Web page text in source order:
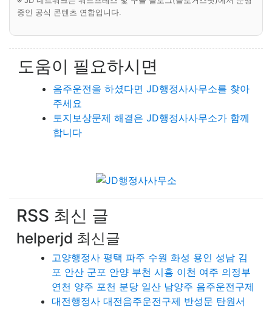
중인 공식 콘텐츠 연합입니다.
도움이 필요하시면
음주운전을 하셨다면 JD행정사사무소를 찾아
주세요
토지보상문제 해결은 JD행정사사무소가 함께
합니다
RSS 최신 글
helperjd 최신글
고양행정사 평택 파주 수원 화성 용인 성남 김
포 안산 군포 안양 부천 시흥 이천 여주 의정부
연천 양주 포천 분당 일산 남양주 음주운전구제
대전행정사 대전음주운전구제 반성문 탄원서